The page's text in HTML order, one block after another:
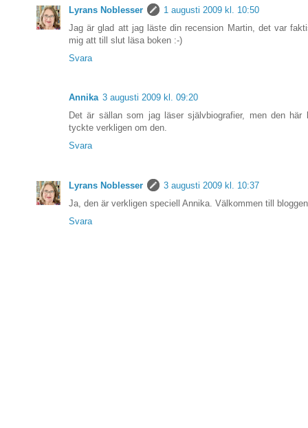
Lyrans Noblesser
1 augusti 2009 kl. 10:50
Jag är glad att jag läste din recension Martin, det var
mig att till slut läsa boken :-)
Svara
Annika 3 augusti 2009 kl. 09:20
Det är sällan som jag läser självbiografier, men den här
tyckte verkligen om den.
Svara
Lyrans Noblesser
3 augusti 2009 kl. 10:37
Ja, den är verkligen speciell Annika. Välkommen till
Svara